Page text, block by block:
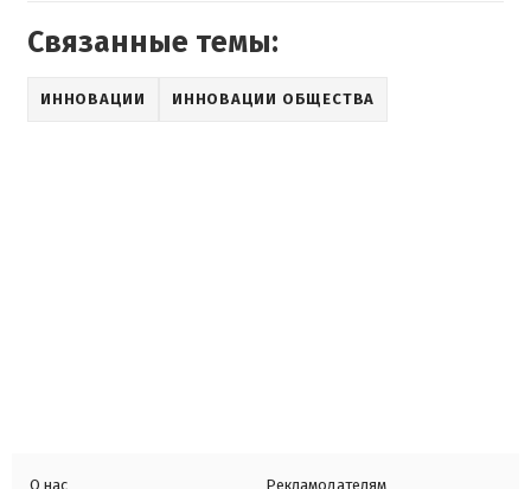
Связанные темы:
ИННОВАЦИИ ИННОВАЦИИ ОБЩЕСТВА
О нас Рекламодателям